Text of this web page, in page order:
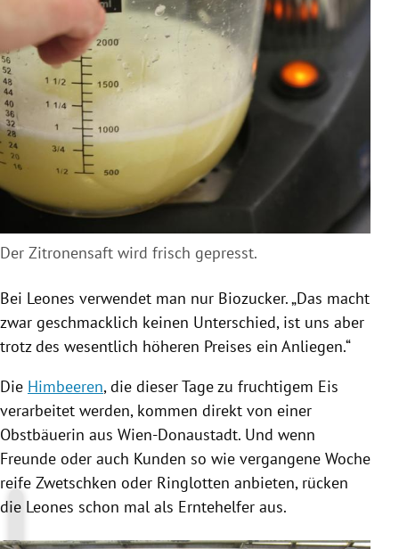
Der Zitronensaft wird frisch gepresst.
Bei Leones verwendet man nur Biozucker. „Das macht
zwar geschmacklich keinen Unterschied, ist uns aber
trotz des wesentlich höheren Preises ein Anliegen.“
Die Himbeeren, die dieser Tage zu fruchtigem Eis
verarbeitet werden, kommen direkt von einer
Obstbäuerin aus Wien-Donaustadt. Und wenn
Freunde oder auch Kunden so wie vergangene Woche
reife Zwetschken oder Ringlotten anbieten, rücken
die Leones schon mal als Erntehelfer aus.